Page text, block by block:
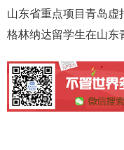
山东省重点项目青岛虚
格林纳达留学生在山东